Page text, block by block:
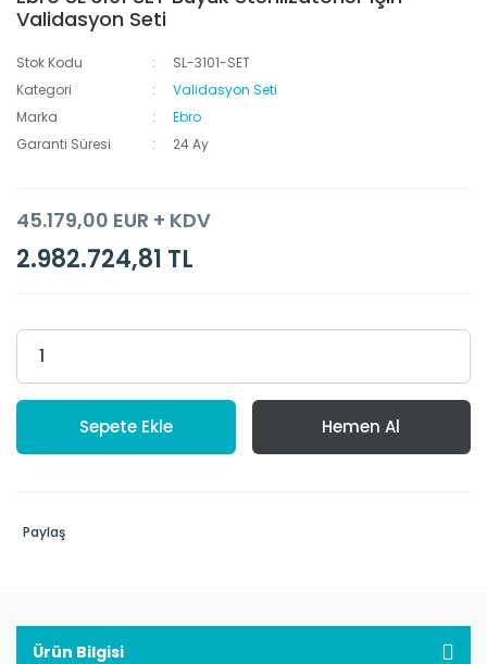
Validasyon Seti
Stok Kodu
SL-3101-SET
Kategori
Validasyon Seti
Marka
Ebro
Garanti Süresi
24 Ay
45.179,00 EUR + KDV
2.982.724,81 TL
Sepete Ekle Hemen Al
Paylaş
Ürün Bilgisi